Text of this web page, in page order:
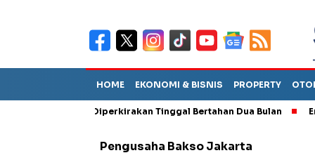
HOME EKONOMI & BISNIS PROPERTY
Sebut TPA Diperkirakan Tinggal Bertahan Dua Bulan
Pengusaha Bakso Jakarta